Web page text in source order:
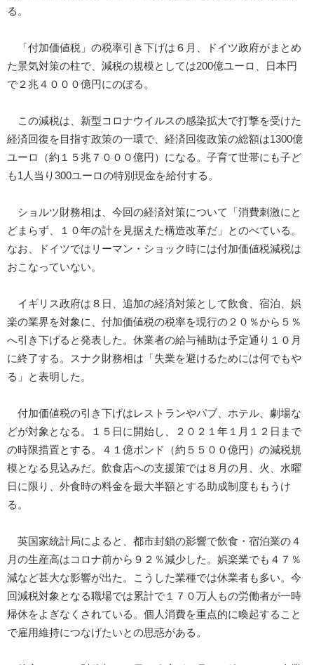
る。
「付加価値税」の税率引き下げは６月、ドイツ政府がまとめ
た景気対策の柱で、減税の規模としては200億ユーロ、日本円
で２兆４０００億円にのぼる。
この減税は、新型コロナウイルスの感染拡大で打撃を受けた
経済回復を目指す政策の一環で、経済回復政策の総額は1300億
ユーロ（約１５兆７０００億円）になる。子育て世帯にも子ど
も1人当り300ユーロの特別現金を給付する。
ショルツ財務相は、今回の経済対策について「消費刺激にと
どまらず、１０年の計を見据えた構造改革だ」とのべている。
なお、ドイツではリーマン・ショック時には付加価値税減税は
おこなっていない。
イギリス政府は８日、追加の経済対策として飲食、宿泊、娯
楽の業界を対象に、付加価値税の税率を現行の２０％から５％
へ引き下げると発表した。休業者の給与補助は予定通り１０月
に終了する。スナク財務相は「失業を避けるためには何でもや
る」と表明した。
付加価値税の引き下げはレストランやパブ、ホテル、劇場な
どが対象となる。１５日に開始し、２０２１年１月１２日まで
の時限措置とする。４１億ポンド（約５５００億円）の減税規
模となる見込みだ。飲食店への支援策では８月の月、火、水曜
日に限り、外食時の料金を最大半額とする助成制度ももうけ
る。
英国家統計局によると、都市封鎖の影響で飲食・宿泊業の４
月の生産高はコロナ前から９２％減少した。娯楽業でも４７％
減など甚大な影響が出た。こうした業種では休業者も多い。今
回減税対象となる職場では累計で１７０万人もの労働者が一時
帰休をよぎなくされている。個人消費を重点的に喚起すること
で雇用維持につなげたいとの思惑がある。